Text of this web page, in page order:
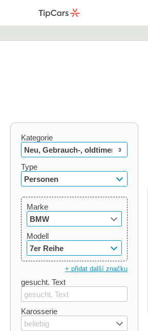
Kategorie
Neu, Gebrauch-, oldtimer
3
Type
Personen
Marke
BMW
Modell
7er Reihe
+ přidat další značku
gesucht. Text
Karosserie
beliebig